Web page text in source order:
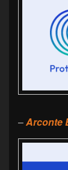
–Arconte